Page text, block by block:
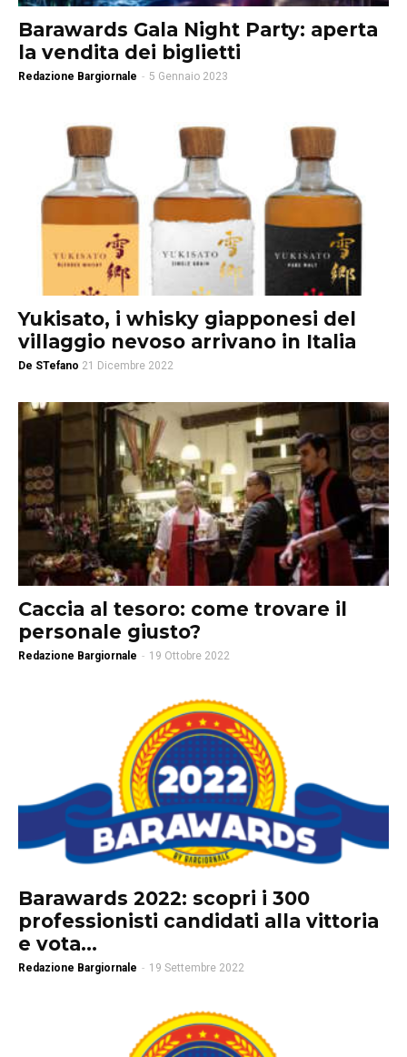
Barawards Gala Night Party: aperta
la vendita dei biglietti
Redazione Bargiornale - 5 Gennaio 2023
Yukisato, i whisky giapponesi del
villaggio nevoso arrivano in Italia
De STefano 21 Dicembre 2022
Caccia al tesoro: come trovare il
personale giusto?
Redazione Bargiornale - 19 Ottobre 2022
Barawards 2022: scopri i 300
professionisti candidati alla vittoria
e vota...
Redazione Bargiornale - 19 Settembre 2022